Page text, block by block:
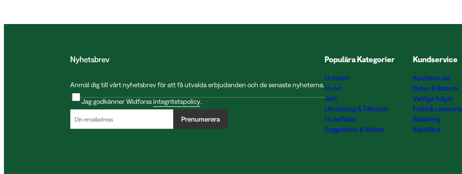
Nyhetsbrev
Anmäl dig till vårt nyhetsbrev för att få utvalda erbjudanden och de senaste nyheterna.
Jag godkänner Widforssintegritetspolicy.
Prenumerera
Populära Kategorier
Outdoor
Hund
Jakt
Utrustning & Tillbehör
Hundfoder
Ryggsäckar & Väskor
Kundservice
Kontakta oss
Byten & Returer
Vanliga frågor
Frakt & Leverans
Betalning
Köpvillkor